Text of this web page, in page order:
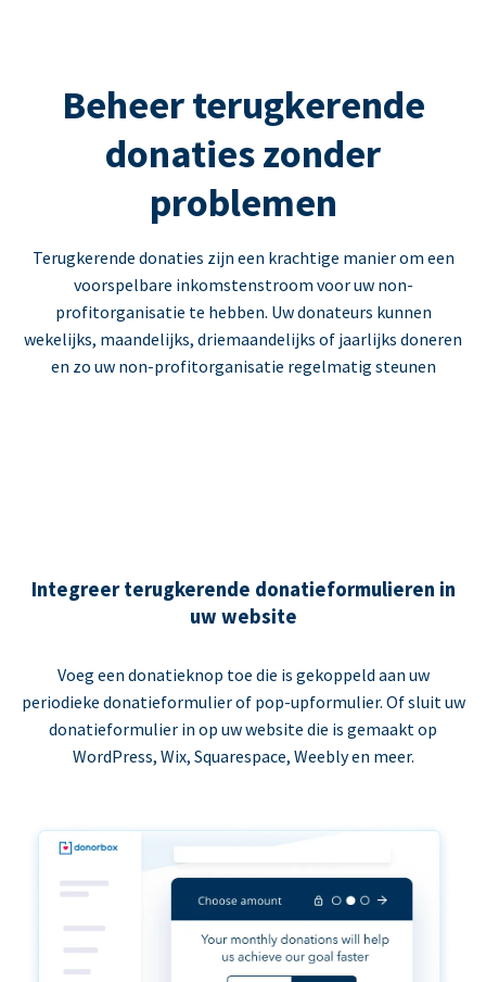
Beheer terugkerende
donaties zonder
problemen
Terugkerende donaties zijn een krachtige manier om een
voorspelbare inkomstenstroom voor uw non-
profitorganisatie te hebben. Uw donateurs kunnen
wekelijks, maandelijks, driemaandelijks of jaarlijks doneren
en zo uw non-profitorganisatie regelmatig steunen
Integreer terugkerende donatieformulieren in
uw website
Voeg een donatieknop toe die is gekoppeld aan uw
periodieke donatieformulier of pop-upformulier. Of sluit uw
donatieformulier in op uw website die is gemaakt op
WordPress, Wix, Squarespace, Weebly en meer.